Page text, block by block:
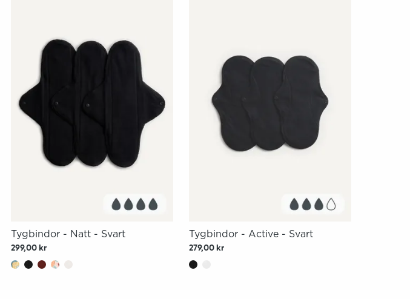
Tygbindor - Natt - Svart
299,00 kr
Tygbindor - Active - Svart
279,00 kr